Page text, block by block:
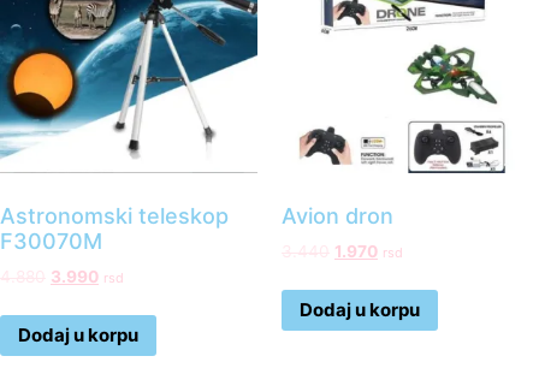
Astronomski teleskop
F30070M
3.990 rsd
Dodaj u korpu
Avion dron
1.970 rsd
Dodaj u korpu